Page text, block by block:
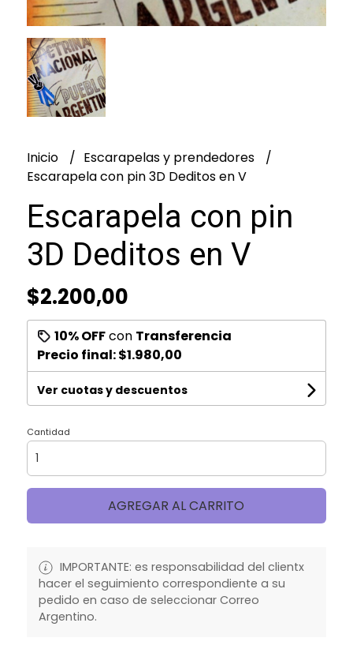
Inicio
Escarapelas y prendedores
Escarapela con pin 3D Deditos en V
Escarapela con pin
3D Deditos en V
$2.200,00
10% OFFcon Transferencia
Precio final:$1.980,00
Ver cuotas y descuentos
Cantidad
AGREGAR AL CARRITO
IMPORTANTE: es responsabilidad del clientx
hacer el seguimiento correspondiente a su
pedido en caso de seleccionar Correo
Argentino.